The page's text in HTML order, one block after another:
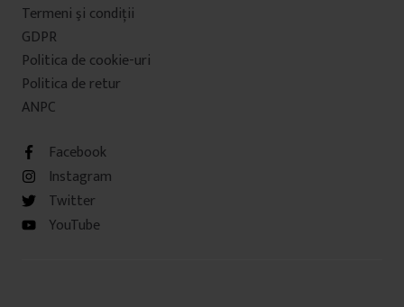
Termeni şi condiţii
GDPR
Politica de cookie-uri
Politica de retur
ANPC
Facebook
Instagram
Twitter
YouTube